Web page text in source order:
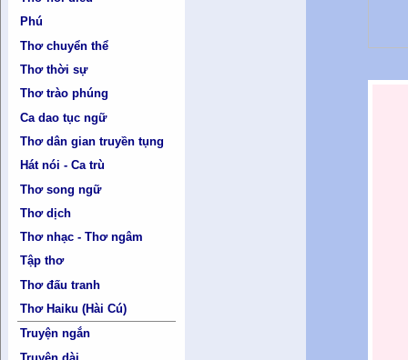
Phú
Thơ chuyển thể
Thơ thời sự
Thơ trào phúng
Ca dao tục ngữ
Thơ dân gian truyền tụng
Hát nói - Ca trù
Thơ song ngữ
Thơ dịch
Thơ nhạc - Thơ ngâm
Tập thơ
Thơ đấu tranh
Thơ Haiku (Hài Cú)
Truyện ngắn